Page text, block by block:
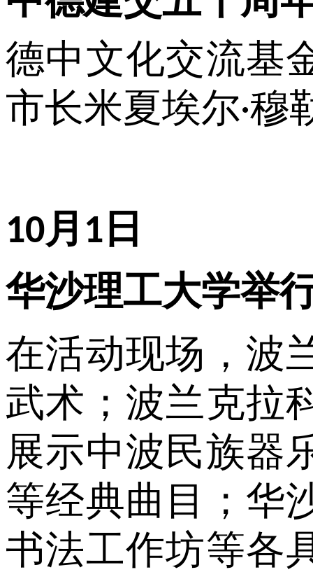
德中文化交流基
市长米夏埃尔·穆
10月 1 日
华沙理工大学举
在活动现场，波
武术；波兰克拉
展示中波民族器
等经典曲目；华
书法工作坊等各